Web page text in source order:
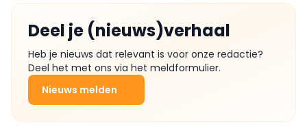
Deel je (nieuws)verhaal
Heb je nieuws dat relevant is voor onze redactie?
Deel het met ons via het meldformulier.
Nieuws melden